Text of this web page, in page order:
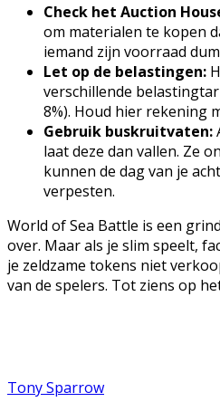
Check het Auction
om materialen te kopen
iemand zijn voorraad
Let op de belastingen:
verschillende
8%). Houd hier rekening
Gebruik buskruitvaten:
laat deze dan vallen. Ze
kunnen de dag van je
verpesten.
World of Sea Battle is een
over. Maar als je slim speelt,
je zeldzame tokens niet
van de spelers. Tot ziens op
Tony Sparrow